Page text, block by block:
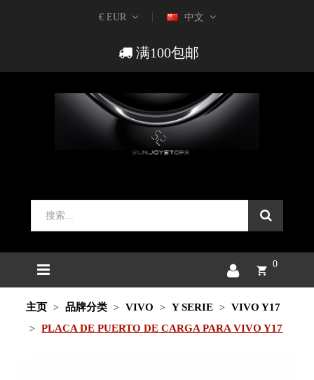
€ EUR 中文
满100包邮
0
主页 品牌分类 VIVO Y SERIE
VIVO Y17
PLACA DE PUERTO DE CARGA PARA VIVO Y17